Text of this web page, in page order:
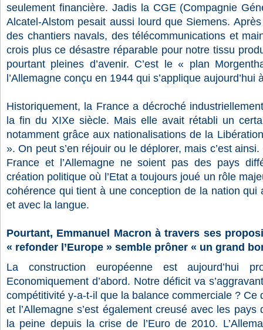
seulement financière. Jadis la CGE (Compagnie
Alcatel-Alstom pesait aussi lourd que Siemens.
des chantiers navals, des télécommunications et
crois plus ce désastre réparable pour notre tissu
pourtant pleines d’avenir. C’est le « plan
l’Allemagne conçu en 1944 qui s’applique
Historiquement, la France a décroché
la fin du XIXe siècle. Mais elle avait rétabli un
notamment grâce aux nationalisations de la
». On peut s’en réjouir ou le déplorer, mais c’est
France et l’Allemagne ne soient pas des pays
création politique où l’Etat a toujours joué un rôle
cohérence qui tient à une conception de la nation qui
et avec la langue.
Pourtant, Emmanuel Macron à travers ses
« refonder l’Europe » semble prôner « un grand
La construction européenne est aujourd’hui
Economiquement d’abord. Notre déficit va
compétitivité y-a-t-il que la balance commerciale ? Ce
et l’Allemagne s’est également creusé avec les pays
la peine depuis la crise de l’Euro de 2010.